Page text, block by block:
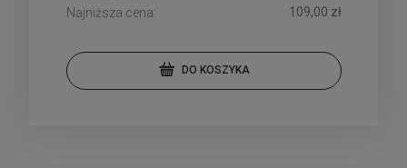
Najniższa cena:
109,00 zł
DO KOSZYKA